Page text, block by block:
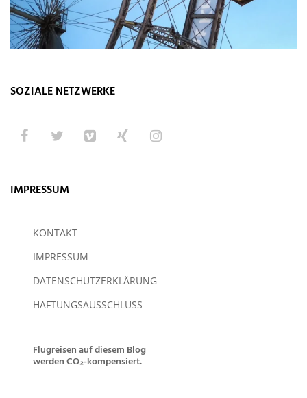
SOZIALE NETZWERKE
IMPRESSUM
KONTAKT
IMPRESSUM
DATENSCHUTZERKLÄRUNG
HAFTUNGSAUSSCHLUSS
Flugreisen auf diesem Blog
werden CO₂-kompensiert.